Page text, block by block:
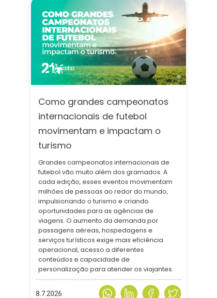
Como grandes campeonatos
internacionais de futebol
movimentam e impactam o
turismo
Grandes campeonatos internacionais de
futebol vão muito além dos gramados. A
cada edição, esses eventos movimentam
milhões de pessoas ao redor do mundo,
impulsionando o turismo e criando
oportunidades para as agências de
viagens. O aumento da demanda por
passagens aéreas, hospedagens e
serviços turísticos exige mais eficiência
operacional, acesso a diferentes
conteúdos e capacidade de
personalização para atender os viajantes.
8.7.2026